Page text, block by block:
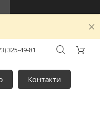
325-49-81
Контакти